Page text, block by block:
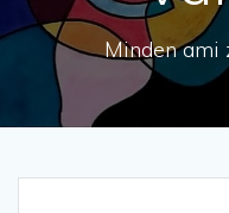
Minden ami